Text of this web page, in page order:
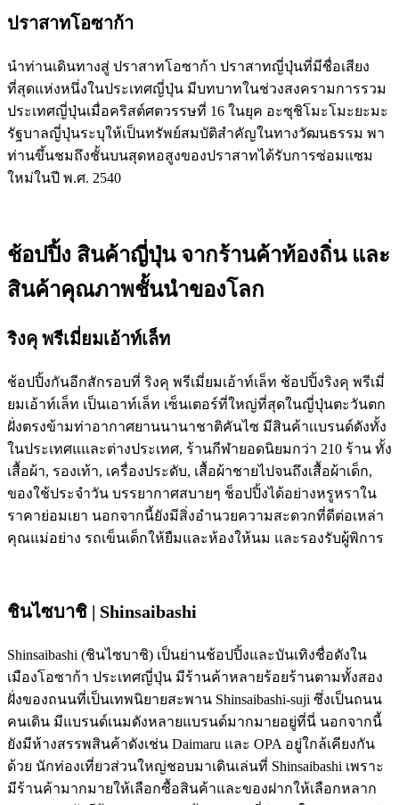
ปราสาทโอซาก้า
นำท่านเดินทางสู่ ปราสาทโอซาก้า ปราสาทญี่ปุ่นที่มีชื่อเสียง
ที่สุดแห่งหนึ่งในประเทศญี่ปุ่น มีบทบาทในช่วงสงครามการรวม
ประเทศญี่ปุ่นเมื่อคริสต์ศตวรรษที่ 16 ในยุค อะซุชิโมะโมะยะมะ
รัฐบาลญี่ปุ่นระบุให้เป็นทรัพย์สมบัติสำคัญในทางวัฒนธรรม พา
ท่านขึ้นชมถึงชั้นบนสุดหอสูงของปราสาทได้รับการซ่อมแซม
ใหม่ในปี พ.ศ. 2540
ช้อปปิ้ง สินค้าญี่ปุ่น จากร้านค้าท้องถิ่น และ
สินค้าคุณภาพชั้นนำของโลก
ริงคุ พรีเมี่ยมเอ้าท์เล็ท
ช้อปปิ้งกันอีกสักรอบที่ ริงคุ พรีเมี่ยมเอ้าท์เล็ท ช้อปปิ้งริงคุ พรีเมี่
ยมเอ้าท์เล็ท เป็นเอาท์เล็ท เซ็นเตอร์ที่ใหญ่ที่สุดในญี่ปุ่นตะวันตก
ฝั่งตรงข้ามท่าอากาศยานนานาชาติคันไซ มีสินค้าเเบรนด์ดังทั้ง
ในประเทศแและต่างประเทศ, ร้านกีฬายอดนิยมกว่า 210 ร้าน ทั้ง
เสื้อผ้า, รองเท้า, เครื่องประดับ, เสื้อผ้าชายไปจนถึงเสื้อผ้าเด็ก,
ของใช้ประจำวัน บรรยากาศสบายๆ ช็อปปิ้งได้อย่างหรูหราใน
ราคาย่อมเยา นอกจากนี้ยังมีสิ่งอำนวยความสะดวกที่ดีต่อเหล่า
คุณแม่อย่าง รถเข็นเด็กให้ยืมและห้องให้นม และรองรับผู้พิการ
ชินไซบาชิ | Shinsaibashi
Shinsaibashi (ชินไซบาชิ) เป็นย่านช้อปปิ้งและบันเทิงชื่อดังใน
เมืองโอซาก้า ประเทศญี่ปุ่น มีร้านค้าหลายร้อยร้านตามทั้งสอง
ฝั่งของถนนที่เป็นเทพนิยายสะพาน Shinsaibashi-suji ซึ่งเป็นถนน
คนเดิน มีแบรนด์เนมดังหลายแบรนด์มากมายอยู่ที่นี่ นอกจากนี้
ยังมีห้างสรรพสินค้าดังเช่น Daimaru และ OPA อยู่ใกล้เคียงกัน
ด้วย นักท่องเที่ยวส่วนใหญ่ชอบมาเดินเล่นที่ Shinsaibashi เพราะ
มีร้านค้ามากมายให้เลือกซื้อสินค้าและของฝากให้เลือกหลาก